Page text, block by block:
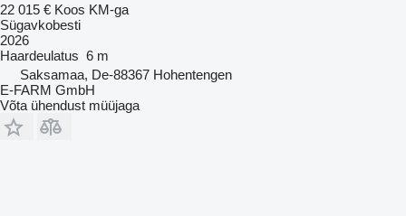
22 015 € Koos KM-ga
Sügavkobesti
2026
Haardeulatus 6 m
Saksamaa, De-88367 Hohentengen
E-FARM GmbH
Võta ühendust müüjaga